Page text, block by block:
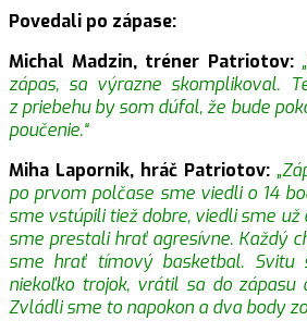
Povedali po zápase:
Michal Madzin, tréner Patriotov:
zápas, sa výrazne skomplikoval.
z priebehu by som dúfal, že bude
poučenie.“
Miha Lapornik, hráč Patriotov:
po prvom polčase sme viedli o 14
sme vstúpili tiež dobre, viedli sme už
sme prestali hrať agresívne. Každý
sme hrať tímový basketbal. Svitu
niekoľko trojok, vrátil sa do zápasu
Zvládli sme to napokon a dva body